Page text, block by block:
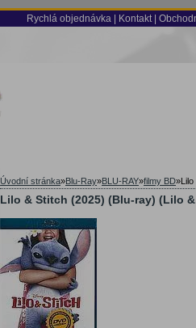
Rychlá objednávka Kontakt
Úvodní stránka»Blu-Ray»BLU-RAY»filmy BD»
Lilo & Stitch (2025) (Blu-ray) (Lilo